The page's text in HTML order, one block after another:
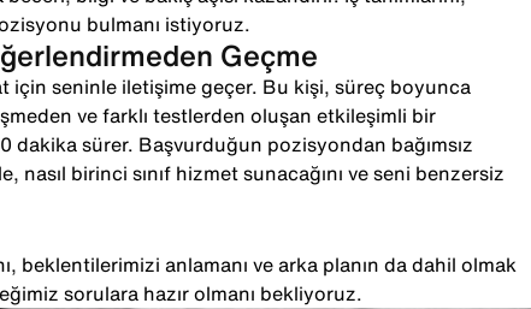
bulmanı istiyoruz.
Geçme
için seninle iletişime geçer. Bu kişi, süreç boyunca
ve farklı testlerden oluşan etkileşimli bir
sürer. Başvurduğun pozisyondan bağımsız
birinci sınıf hizmet sunacağını ve seni benzersiz
beklentilerimizi anlamanı ve arka planın da dahil olmak
sorulara hazır olmanı bekliyoruz.